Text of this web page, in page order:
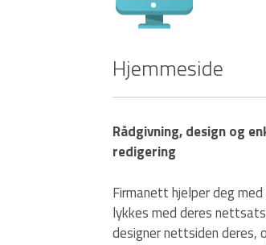
Hjemmeside
Rådgivning, design og
redigering
Firmanett hjelper deg med
lykkes med deres
designer nettsiden deres,